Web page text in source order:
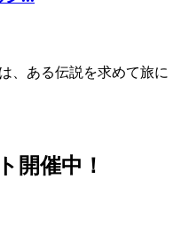
、ある伝説を求めて旅に
開催中！